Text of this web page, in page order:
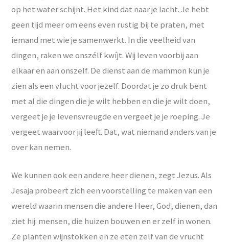
op het water schijnt. Het kind dat naar je lacht. Je hebt
geen tijd meer om eens even rustig bij te praten, met
iemand met wie je samenwerkt. In die veelheid van
dingen, raken we onszélf kwíjt. Wij leven voorbij aan
elkaar en aan onszelf. De dienst aan de mammon kun je
zien als een vlucht voor jezelf. Doordat je zo druk bent
met al die dingen die je wilt hebben en die je wilt doen,
vergeet je je levensvreugde en vergeet je je roeping. Je
vergeet waarvoor jij leeft. Dat, wat niemand anders van je
over kan nemen.
We kunnen ook een andere heer dienen, zegt Jezus. Als
Jesaja probeert zich een voorstelling te maken van een
wereld waarin mensen die andere Heer, God, dienen, dan
ziet hij: mensen, die huizen bouwen en er zelf in wonen.
Ze planten wijnstokken en ze eten zelf van de vrucht